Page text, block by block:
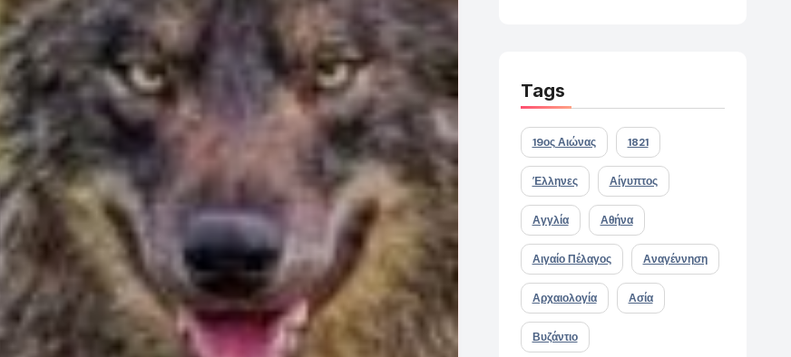
Tags
19ος Αιώνας 1821
Έλληνες Αίγυπτος
Αγγλία Αθήνα
Αιγαίο Πέλαγος Αναγέννηση
Αρχαιολογία Ασία
Βυζάντιο